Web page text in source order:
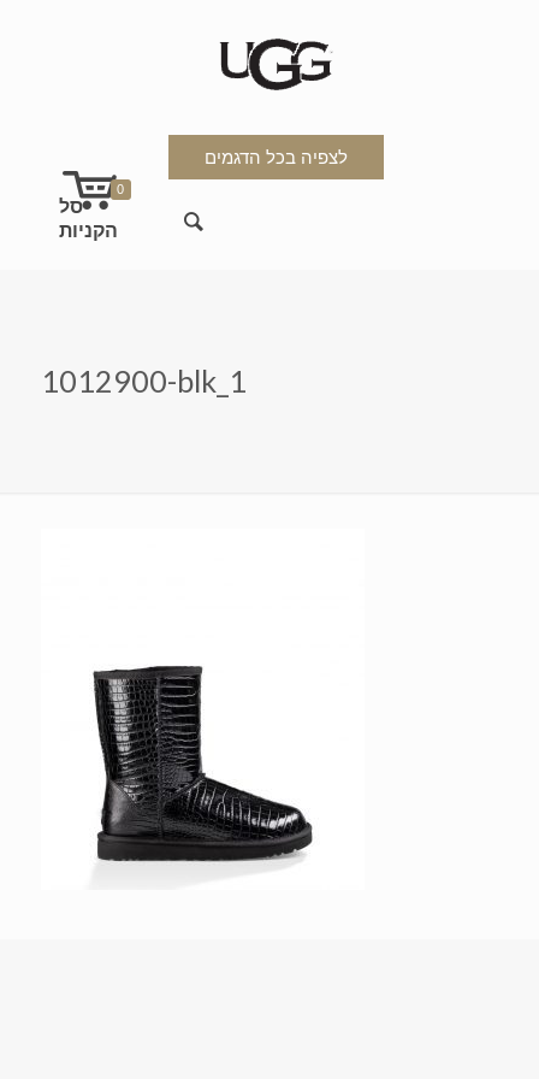
לצפיה בכל הדגמים
0
1012900-blk_1